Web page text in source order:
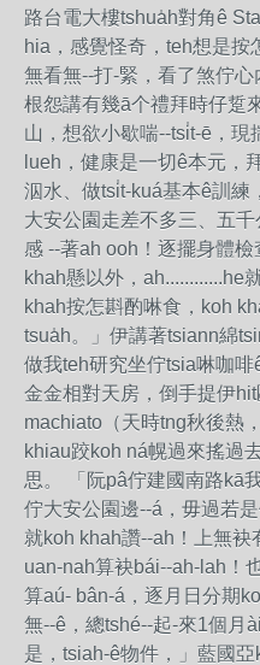
路台電大樓tshua̍h對角ê
hia，感覺怪奇，teh想是按
無看無--打-緊，看了煞佇
根怨講有幾ā个禮拜時仔踅
山，想欲小歇喘--tsi̍t-ē，
lueh，健康是一切ê本元，
泅水、做tsi̍t-kuá基本ê訓練
大安公園走差不多三、五
感 --著ah ooh！逐擺身體
khah懸以外，ah............he
khah按怎斟酌啉食，koh
tsua̍h。」伊講著tsiann綿
做我teh研究坐佇tsia啉咖
金金相對天房，倒手提伊hit
machiato（天時tng秋後熱
khiau跤koh ná幌過來搖過
思。 「阮pâ佇建國南路kā
佇大安公園邊--á，毋過若
就koh khah讚--ah！上無袂
uan-nah算袂bái--ah-lah！
算aú- bân-á，逐月日分期
無--ê，總tshé--起-來1個月
是，tsiah-ê物件，」藍國